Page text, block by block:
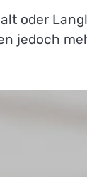
oder
jedoch